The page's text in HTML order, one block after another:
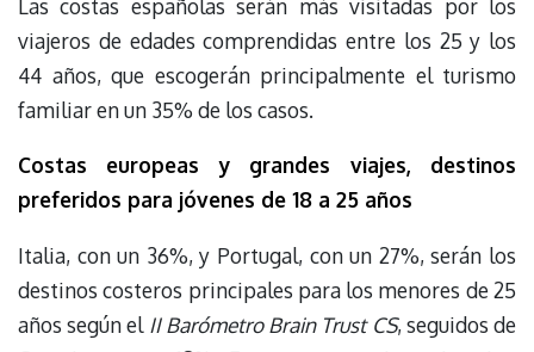
Las costas españolas serán más visitadas por los
viajeros de edades comprendidas entre los 25 y los
44 años, que escogerán principalmente el turismo
familiar en un 35% de los casos.
Costas europeas y grandes viajes, destinos
preferidos para jóvenes de 18 a 25 años
Italia, con un 36%, y Portugal, con un 27%, serán los
destinos costeros principales para los menores de 25
años según el II Barómetro Brain Trust CS, seguidos de